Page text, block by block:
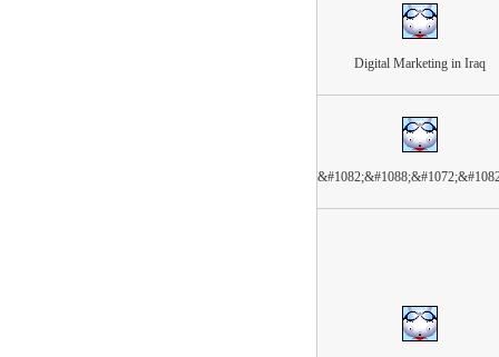
Digital Marketing in Iraq